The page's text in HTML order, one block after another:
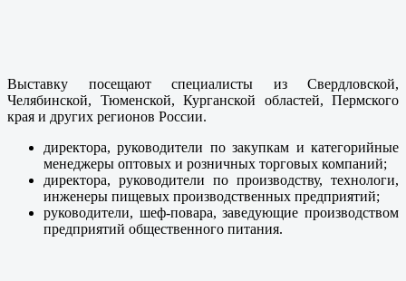
Выставку посещают специалисты из Свердловской,
Челябинской, Тюменской, Курганской областей, Пермского
края и других регионов России.
директора, руководители по закупкам и категорийные
менеджеры оптовых и розничных торговых компаний;
директора, руководители по производству, технологи,
инженеры пищевых производственных предприятий;
руководители, шеф-повара, заведующие производством
предприятий общественного питания.